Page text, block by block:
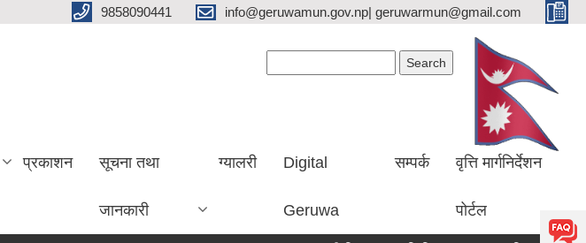
9858090441 info@geruwamun.gov.np| geruwarmun@gmail.com
प्रकाशन सूचना तथा
जानकारी
ग्यालरी Digital
Geruwa
सम्पर्क वृत्ति मार्गनिर्देशन
पोर्टल